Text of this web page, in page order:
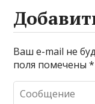
Ваш e-mail не
поля помечены*